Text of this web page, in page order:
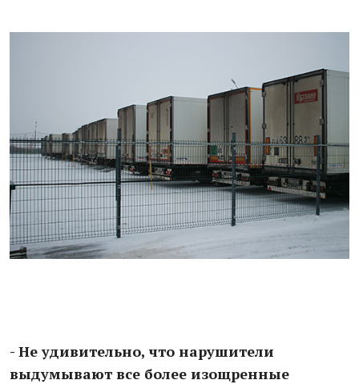
- Не удивительно, что нарушители
выдумывают все более изощренные